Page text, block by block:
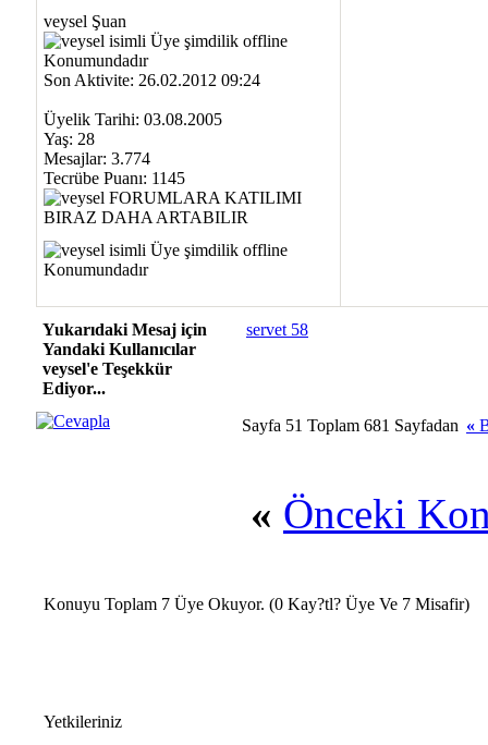
veysel Şuan
Son Aktivite: 26.02.2012 09:24
Üyelik Tarihi: 03.08.2005
Yaş: 28
Mesajlar: 3.774
Tecrübe Puanı: 1145
Yukarıdaki Mesaj için
Yandaki Kullanıcılar
veysel'e Teşekkür
Ediyor...
servet 58
Sayfa 51 Toplam 681 Sayfadan «
« Önceki
Konuyu Toplam 7 Üye Okuyor. (0 Kay?tl? Üye Ve 7 Misafir)
Yetkileriniz